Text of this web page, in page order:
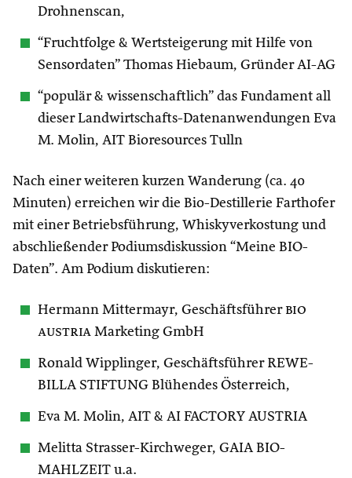
Drohnenscan,
“Fruchtfolge & Wertsteigerung mit Hilfe von
Sensordaten” Thomas Hiebaum, Gründer AI-AG
“populär & wissenschaftlich” das Fundament all
dieser Landwirtschafts-Datenanwendungen Eva
M. Molin, AIT Bioresources Tulln
Nach einer weiteren kurzen Wanderung (ca. 40
Minuten) erreichen wir die Bio-Destillerie Farthofer
mit einer Betriebsführung, Whiskyverkostung und
abschließender Podiumsdiskussion “Meine BIO-
Daten”. Am Podium diskutieren:
Hermann Mittermayr, Geschäftsführer bio
austria Marketing GmbH
Ronald Wipplinger, Geschäftsführer REWE-
BILLA STIFTUNG Blühendes Österreich,
Eva M. Molin, AIT & AI FACTORY AUSTRIA
Melitta Strasser-Kirchweger, GAIA BIO-
MAHLZEIT u.a.